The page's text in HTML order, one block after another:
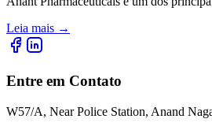
Leia mais →
Entre em Contato
W57/A, Near Police Station, Anand